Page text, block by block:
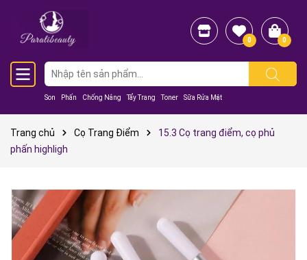
Son Phấn Chống Nắng Tẩy Trang Toner Sữa Rửa Mặt
0 0
Trang chủ Cọ Trang Điểm
15.3 Cọ trang điểm, cọ phủ
phấn highligh